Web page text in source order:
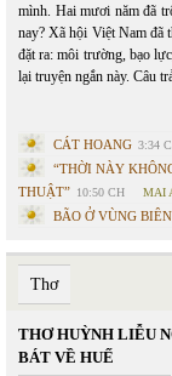
mình. Hai mươi năm đã
nay? Xã hội Việt Nam
đặt ra: môi trường, bạo
lại truyện ngắn này. Câu
CÁT HOANG 3:34
“THỜI NÀY
THUẬT” 10:50 CH MAI
BÃO Ở VÙNG BIÊN
Thơ
THƠ HUỲNH LIỄU
BÁT VỀ HUẾ